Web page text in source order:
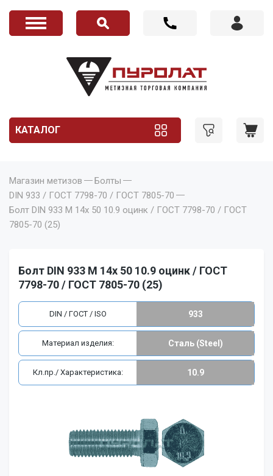
КАТАЛОГ
Магазин метизов
Болты
DIN 933 / ГОСТ 7798-70 / ГОСТ 7805-70
Болт DIN 933 M 14x 50 10.9 оцинк / ГОСТ 7798-70 / ГОСТ
7805-70 (25)
Болт DIN 933 M 14x 50 10.9 оцинк / ГОСТ
7798-70 / ГОСТ 7805-70 (25)
DIN / ГОСТ / ISO 933
Материал изделия: Сталь (Steel)
Кл.пр./ Характеристика: 10.9